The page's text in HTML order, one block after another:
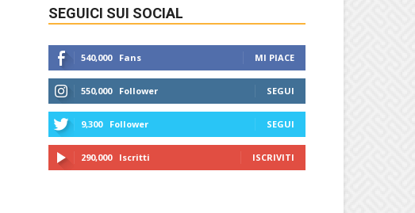
SEGUICI SUI SOCIAL
540,000 Fans MI PIACE
550,000 Follower SEGUI
9,300 Follower SEGUI
290,000 Iscritti ISCRIVITI